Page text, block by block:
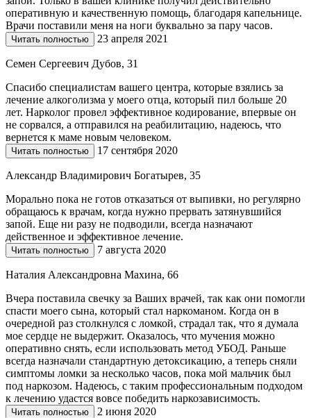
оперативную и качественную помощь, благодаря капельнице.
Врачи поставили меня на ноги буквально за пару часов.
Читать полностью 23 апреля 2021
Семен Сергеевич Дубов, 31
Спасибо специалистам вашего центра, которые взялись за
лечение алкоголизма у моего отца, который пил больше 20
лет. Нарколог провел эффективное кодирование, впервые он
не сорвался, а отправился на реабилитацию, надеюсь, что
вернется к маме новым человеком.
Читать полностью 17 сентября 2020
Александр Владимирович Богатырев, 35
Морально пока не готов отказаться от выпивки, но регулярно
обращаюсь к врачам, когда нужно прервать затянувшийся
запой. Еще ни разу не подводили, всегда назначают
действенное и эффективное лечение.
Читать полностью 7 августа 2020
Наталия Александровна Махина, 66
Вчера поставила свечку за Ваших врачей, так как они помогли
спасти моего сына, который стал наркоманом. Когда он в
очередной раз столкнулся с ломкой, страдал так, что я думала
мое сердце не выдержит. Оказалось, что мучения можно
оперативно снять, если использовать метод УБОД. Раньше
всегда назначали стандартную детоксикацию, а теперь сняли
симптомы ломки за несколько часов, пока мой мальчик был
под наркозом. Надеюсь, с таким профессиональным подходом
к лечению удастся вовсе победить наркозависимость.
Читать полностью 2 июня 2020